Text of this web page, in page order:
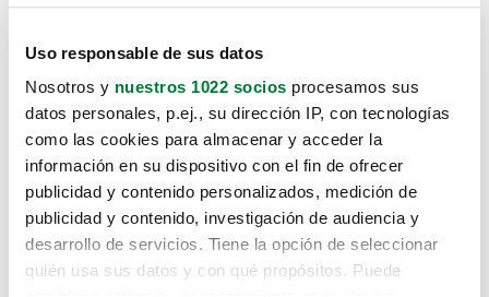
Uso responsable de sus datos
Nosotros y nuestros 1022 socios procesamos sus
datos personales, p.ej., su dirección IP, con tecnologías
como las cookies para almacenar y acceder la
información en su dispositivo con el fin de ofrecer
publicidad y contenido personalizados, medición de
publicidad y contenido, investigación de audiencia y
desarrollo de servicios. Tiene la opción de seleccionar
quién usa sus datos y con qué propósitos. Puede
Lo sentimos, no sabemos como
te hemos traido hasta aquí.
Pero puedes encontrar el coche que estás
buscando en alguno de estos enlaces: